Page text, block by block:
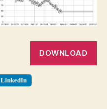
DOWNLOAD
LinkedIn